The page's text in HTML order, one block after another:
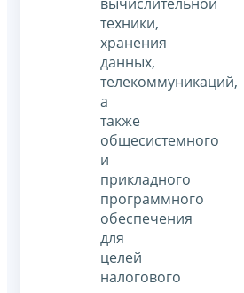
техники,
хранения
данных,
телекоммуникаций,
а
также
общесистемного
и
прикладного
программного
обеспечения
для
целей
налогового